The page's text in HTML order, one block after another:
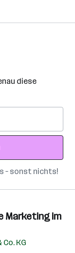
diese
– sonst nichts!
Marketing im
KG